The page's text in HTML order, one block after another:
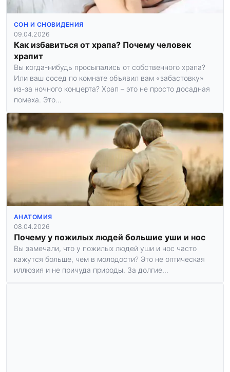
СОН И СНОВИДЕНИЯ
09.04.2026
Как избавиться от храпа? Почему человек
храпит
Вы когда-нибудь просыпались от собственного храпа?
Или ваш сосед по комнате объявил вам «забастовку»
из-за ночного концерта? Храп – это не просто досадная
помеха. Это…
АНАТОМИЯ
08.04.2026
Почему у пожилых людей большие уши и нос
Вы замечали, что у пожилых людей уши и нос часто
кажутся больше, чем в молодости? Это не оптическая
иллюзия и не причуда природы. За долгие…